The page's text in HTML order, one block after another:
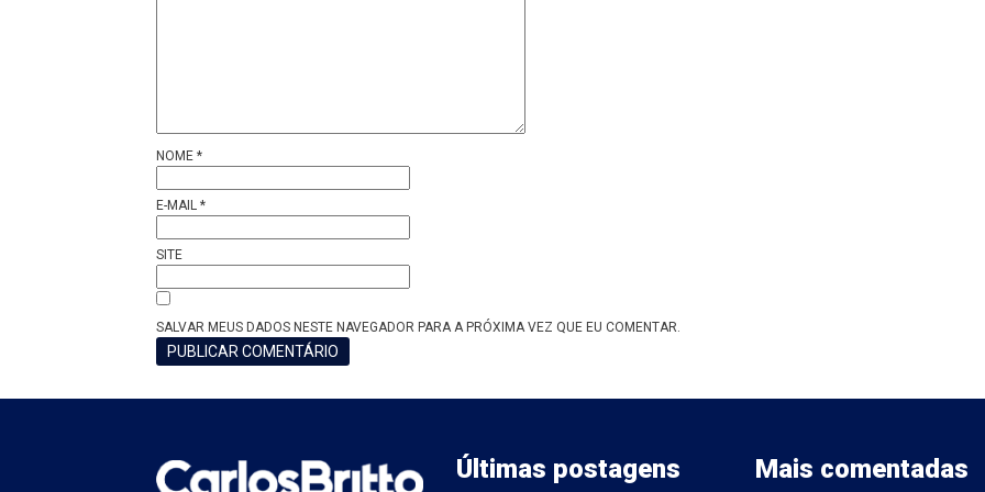
NOME *
E-MAIL *
SITE
SALVAR MEUS DADOS NESTE NAVEGADOR PARA A PRÓXIMA VEZ QUE EU COMENTAR.
Últimas postagens Mais comentadas